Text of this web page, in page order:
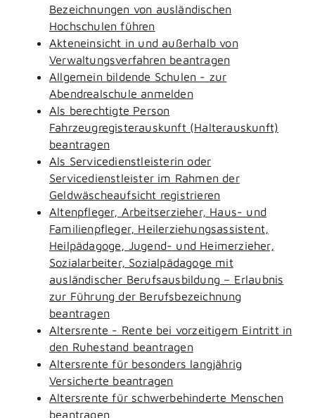
Bezeichnungen von ausländischen
Hochschulen führen
Akteneinsicht in und außerhalb von
Verwaltungsverfahren beantragen
Allgemein bildende Schulen - zur
Abendrealschule anmelden
Als berechtigte Person
Fahrzeugregisterauskunft (Halterauskunft)
beantragen
Als Servicedienstleisterin oder
Servicedienstleister im Rahmen der
Geldwäscheaufsicht registrieren
Altenpfleger, Arbeitserzieher, Haus- und
Familienpfleger, Heilerziehungsassistent,
Heilpädagoge, Jugend- und Heimerzieher,
Sozialarbeiter, Sozialpädagoge mit
ausländischer Berufsausbildung – Erlaubnis
zur Führung der Berufsbezeichnung
beantragen
Altersrente - Rente bei vorzeitigem Eintritt in
den Ruhestand beantragen
Altersrente für besonders langjährig
Versicherte beantragen
Altersrente für schwerbehinderte Menschen
beantragen